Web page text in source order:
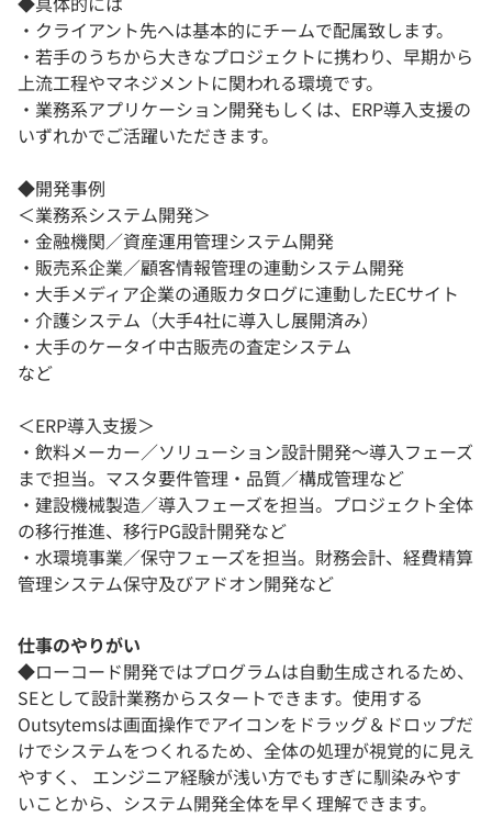
・クライアント先へは基本的にチームで配属致します。
・若手のうちから大きなプロジェクトに携わり、早期から
上流工程やマネジメントに関われる環境です。
・業務系アプリケーション開発もしくは、ERP導入支援の
いずれかでご活躍いただきます。
◆開発事例
＜業務系システム開発＞
・金融機関／資産運用管理システム開発
・販売系企業／顧客情報管理の連動システム開発
・大手メディア企業の通販カタログに連動したECサイト
・介護システム（大手4社に導入し展開済み）
・大手のケータイ中古販売の査定システム
など
＜ERP導入支援＞
・飲料メーカー／ソリューション設計開発～導入フェーズ
まで担当。マスタ要件管理・品質／構成管理など
・建設機械製造／導入フェーズを担当。プロジェクト全体
の移行推進、移行PG設計開発など
・水環境事業／保守フェーズを担当。財務会計、経費精算
管理システム保守及びアドオン開発など
仕事のやりがい
◆ローコード開発ではプログラムは自動生成されるため、
SEとして設計業務からスタートできます。使用する
Outsytemsは画面操作でアイコンをドラッグ＆ドロップだ
けでシステムをつくれるため、全体の処理が視覚的に見え
やすく、 エンジニア経験が浅い方でもすぎに馴染みやす
いことから、システム開発全体を早く理解できます。